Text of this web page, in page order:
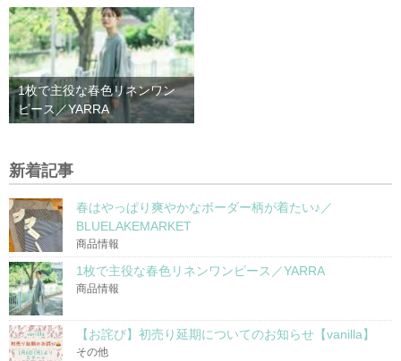
1枚で主役な春色リネンワン
ピース／YARRA
新着記事
春はやっぱり爽やかなボーダー柄が着たい♪／
BLUELAKEMARKET
商品情報
1枚で主役な春色リネンワンピース／YARRA
商品情報
【お詫び】初売り延期についてのお知らせ【vanilla】
その他